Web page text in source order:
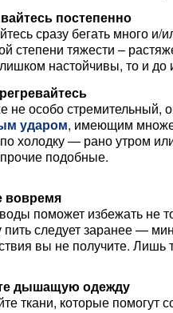
постепенно
сразу бегать много
степени тяжести –
настойчивы, то и до
не особо стремительный,
ударом, имеющим
по холодку — рано утром
подобные.
вовремя
поможет избежать не
следует заранее —
вы не получите.
дышащую одежду
ткани, которые помогут